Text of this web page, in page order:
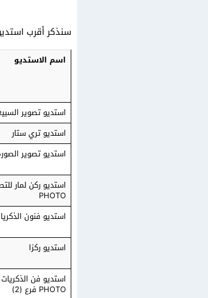
سنذكر أقرب
اسم الاستديو
استديو تصوير
استديو تري ستار
استديو تصوير
PHOTO
استديو فنون
استديو ركزا
PHOTO فرع (2)